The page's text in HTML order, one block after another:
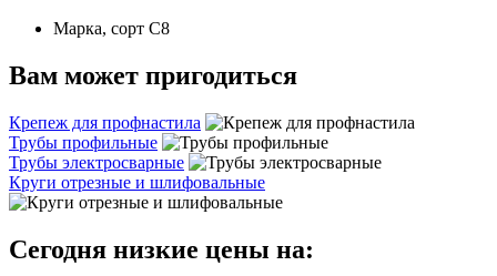
Марка, сорт С8
Вам может пригодиться
Крепеж для профнастила
Трубы профильные
Трубы электросварные
Круги отрезные и шлифовальные
Сегодня низкие цены на: